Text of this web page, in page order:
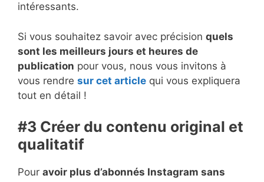
intéressants.
Si vous souhaitez savoir avec précision quels
sont les meilleurs jours et heures de
publication pour vous, nous vous invitons à
vous rendre sur cet article qui vous expliquera
tout en détail !
#3 Créer du contenu original et
qualitatif
Pour avoir plus d’abonnés Instagram sans